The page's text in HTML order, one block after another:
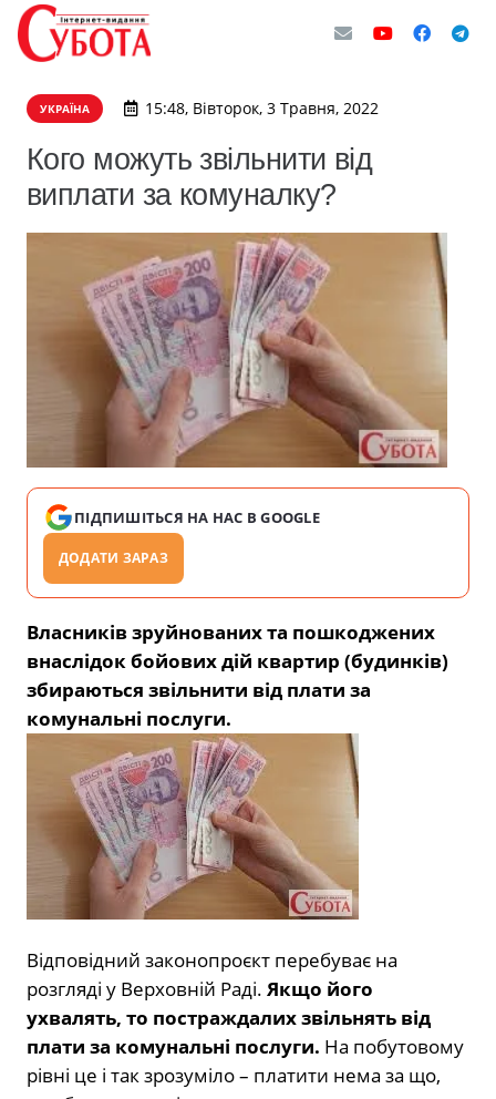
УКРАЇНА 15:48, Вівторок, 3 Травня, 2022
Кого можуть звільнити від
виплати за комуналку?
ПІДПИШІТЬСЯ НА НАС В GOOGLE
ДОДАТИ ЗАРАЗ
Власників зруйнованих та пошкоджених
внаслідок бойових дій квартир (будинків)
збираються звільнити від плати за
комунальні послуги.
Відповідний законопроєкт перебуває на
розгляді у Верховній Раді. Якщо його
ухвалять, то постраждалих звільнять від
плати за комунальні послуги. На побутовому
рівні це і так зрозуміло – платити нема за що,